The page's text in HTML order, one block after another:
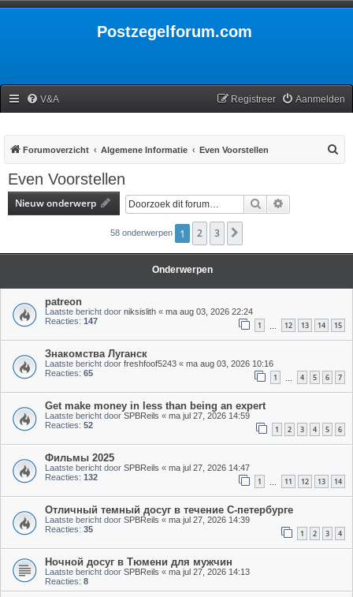
Postzegelforum.com
V&A Aanmelden
Registreer
Forumoverzicht Algemene Informatie Even Voorstellen
Even Voorstellen
Nieuw onderwerp Zoek
58 onderwerpen 1 2 3
Onderwerpen
patreon
Laatste bericht door niksislith « ma aug 03, 2026 22:24
Reacties: 147 1 … 12 13 14 15
Знакомства Луганск
Laatste bericht door freshfoof5243 « ma aug 03, 2026 10:16
Reacties: 65 1 … 4 5 6 7
Get make money in less than being an expert
Laatste bericht door SPBReils « ma jul 27, 2026 14:59
Reacties: 52 1 2 3 4 5 6
Фильмы 2025
Laatste bericht door SPBReils « ma jul 27, 2026 14:47
Reacties: 132 1 … 11 12 13 14
Отличный темный досуг в течение С-петербурге
Laatste bericht door SPBReils « ma jul 27, 2026 14:39
Reacties: 35 1 2 3 4
Ночной досуг в Тюмени для мужчин
Laatste bericht door SPBReils « ma jul 27, 2026 14:13
Reacties: 8